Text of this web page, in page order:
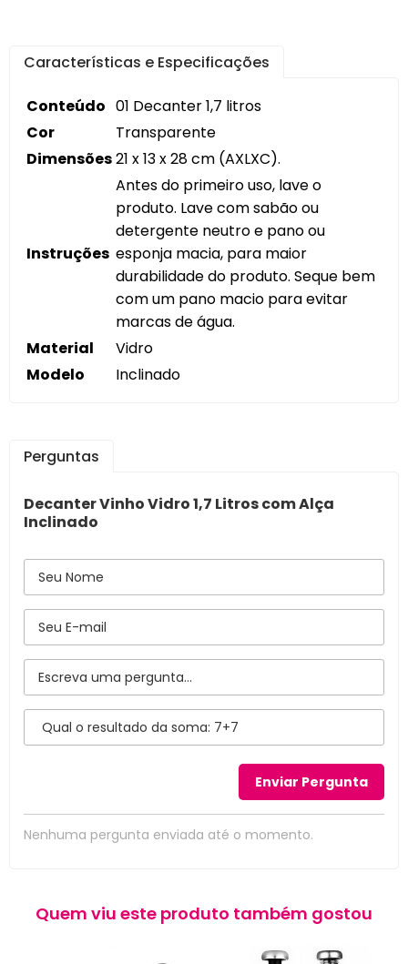
Características e Especificações
Conteúdo 01 Decanter 1,7 litros
Cor
Transparente
Dimensões21 x 13 x 28 cm (AXLXC).
Instruções
Antes do primeiro uso, lave o
produto. Lave com sabão ou
detergente neutro e pano ou
esponja macia, para maior
durabilidade do produto. Seque bem
com um pano macio para evitar
marcas de água.
Material
Vidro
Modelo
Inclinado
Perguntas
Decanter Vinho Vidro 1,7 Litros com Alça
Inclinado
Nenhuma pergunta enviada até o momento.
Quem viu este produto também gostou